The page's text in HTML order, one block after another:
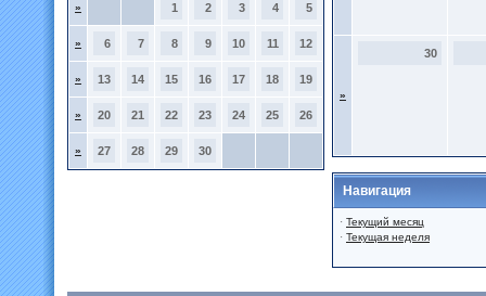
» 1 2 3 4 5
» 6 7 8 9 10 11 12
» 13 14 15 16 17 18 19
» 20 21 22 23 24 25 26
» 27 28 29 30
»
30
Навигация
· Текущий месяц
· Текущая неделя